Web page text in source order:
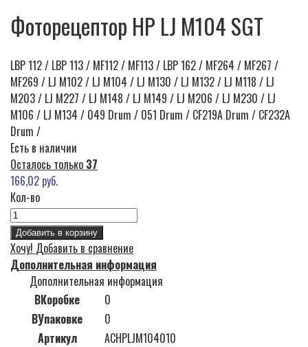
Фоторецептор HP LJ M104 SGT
LBP 112 / LBP 113 / MF112 / MF113 / LBP 162 / MF264 / MF267 /
MF269 / LJ M102 / LJ M104 / LJ M130 / LJ M132 / LJ M118 / LJ
M203 / LJ M227 / LJ M148 / LJ M149 / LJ M206 / LJ M230 / LJ
M106 / LJ M134 / 049 Drum / 051 Drum / CF219A Drum / CF232A
Drum /
Есть в наличии
Осталось только 37
166,02 руб.
Кол-во
Добавить в корзину
Хочу! Добавить в сравнение
Дополнительная информация
Дополнительная информация
ВКоробке
0
ВУпаковке
0
Артикул
ACHPLJM104010